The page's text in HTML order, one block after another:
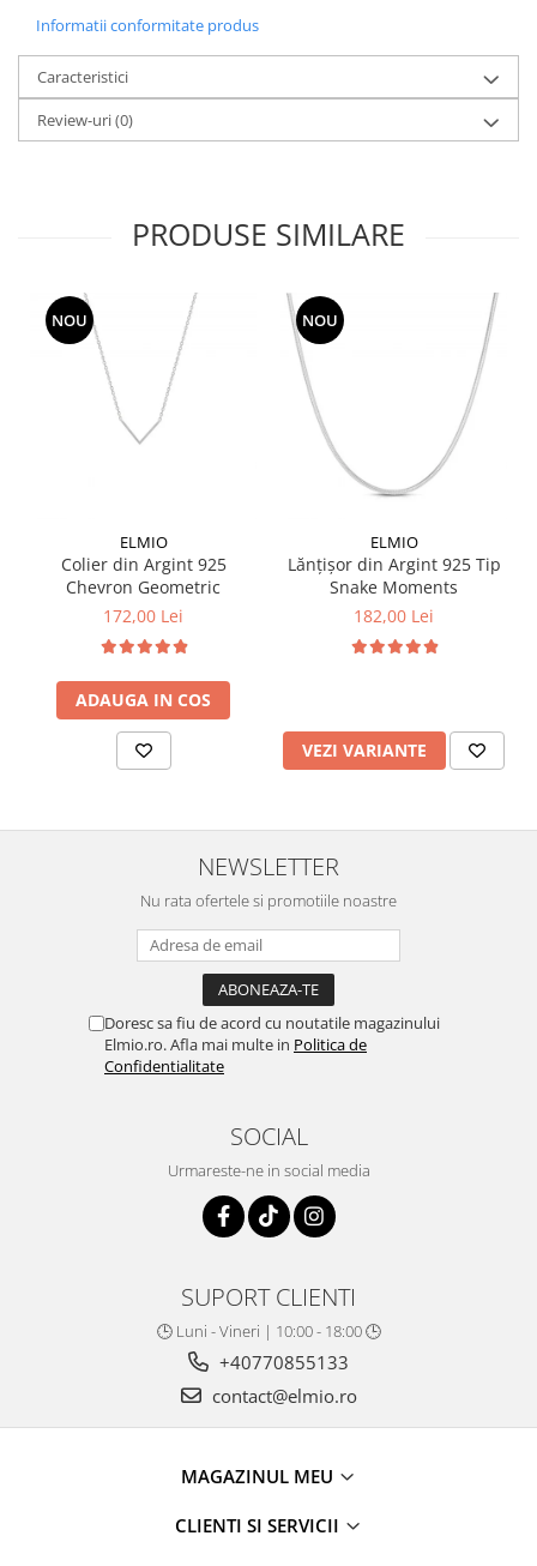
Informatii conformitate produs
Caracteristici
Review-uri(0)
PRODUSE SIMILARE
NOU
ELMIO
Colier din Argint 925
Chevron Geometric
172,00 Lei
ADAUGA IN COS
NOU
ELMIO
Lănțișor din Argint 925 Tip
Snake Moments
182,00 Lei
VEZI VARIANTE
NEWSLETTER
Nu rata ofertele si promotiile noastre
Doresc sa fiu de acord cu noutatile magazinului
Elmio.ro. Afla mai multe in Politica de
Confidentialitate
SOCIAL
Urmareste-ne in social media
SUPORT CLIENTI
🕒 Luni - Vineri | 10:00 - 18:00 🕒
+40770855133
contact@elmio.ro
MAGAZINUL MEU
CLIENTI SI SERVICII